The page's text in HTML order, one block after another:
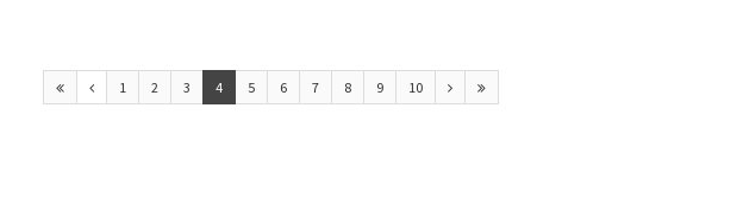
1 2 3 4 5 6 7 8 9 10